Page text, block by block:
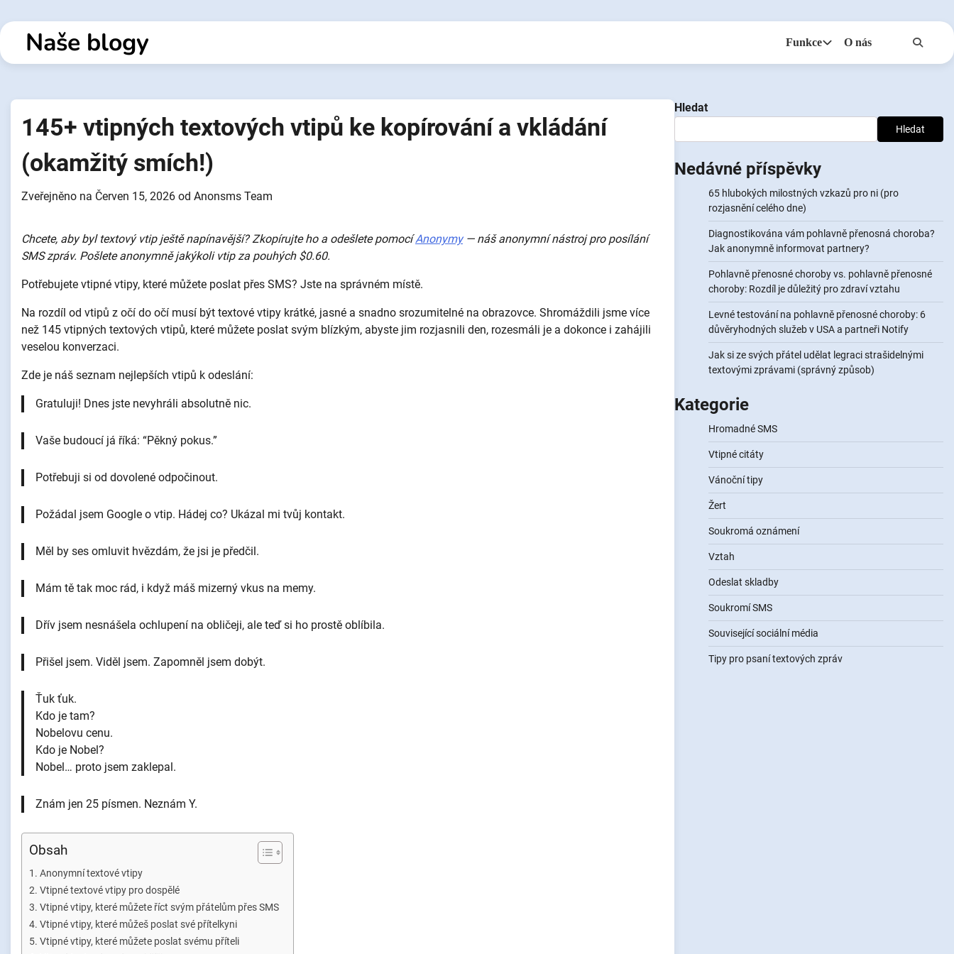
k
obsahuNaše blogy Funkce O nás
145+ vtipných textových vtipů ke kopírování a vkládání
(okamžitý smích!)
Zveřejněno na Červen 15, 2026 od Anonsms Team
Chcete, aby byl textový vtip ještě napínavější? Zkopírujte ho a odešlete pomocíAnonymy— náš anonymní nástroj pro posílání
SMS zpráv. Pošlete anonymně jakýkoli vtip za pouhých $0.60.
Potřebujete vtipné vtipy, které můžete poslat přes SMS? Jste na správném místě.
Na rozdíl od vtipů z očí do očí musí být textové vtipy krátké, jasné a snadno srozumitelné na obrazovce. Shromáždili jsme více
než 145 vtipných textových vtipů, které můžete poslat svým blízkým, abyste jim rozjasnili den, rozesmáli je a dokonce i zahájili
veselou konverzaci.
Zde je náš seznam nejlepších vtipů k odeslání:
Gratuluji! Dnes jste nevyhráli absolutně nic.
Vaše budoucí já říká: “Pěkný pokus.”
Potřebuji si od dovolené odpočinout.
Požádal jsem Google o vtip. Hádej co? Ukázal mi tvůj kontakt.
Měl by ses omluvit hvězdám, že jsi je předčil.
Mám tě tak moc rád, i když máš mizerný vkus na memy.
Dřív jsem nesnášela ochlupení na obličeji, ale teď si ho prostě oblíbila.
Přišel jsem. Viděl jsem. Zapomněl jsem dobýt.
Ťuk ťuk.
Kdo je tam?
Nobelovu cenu.
Kdo je Nobel?
Nobel… proto jsem zaklepal.
Znám jen 25 písmen. Neznám Y.
Obsah
Anonymní textové vtipy
Vtipné textové vtipy pro dospělé
Vtipné vtipy, které můžete říct svým přátelům přes SMS
Vtipné vtipy, které můžeš poslat své přítelkyni
Vtipné vtipy, které můžete poslat svému příteli
Hledat
Hledat
Nedávné příspěvky
65 hlubokých milostných vzkazů pro ni (pro
rozjasnění celého dne)
Diagnostikována vám pohlavně přenosná choroba?
Jak anonymně informovat partnery?
Pohlavně přenosné choroby vs. pohlavně přenosné
choroby: Rozdíl je důležitý pro zdraví vztahu
Levné testování na pohlavně přenosné choroby: 6
důvěryhodných služeb v USA a partneři Notify
Jak si ze svých přátel udělat legraci strašidelnými
textovými zprávami (správný způsob)
Kategorie
Hromadné SMS
Vtipné citáty
Vánoční tipy
Žert
Soukromá oznámení
Vztah
Odeslat skladby
Soukromí SMS
Související sociální média
Tipy pro psaní textových zpráv